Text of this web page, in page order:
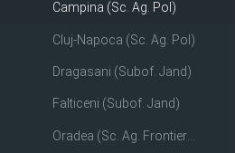
Campina (Sc. Ag. Pol)
Cluj-Napoca (Sc. Ag. Pol)
Dragasani (Subof. Jand)
Falticeni (Subof. Jand)